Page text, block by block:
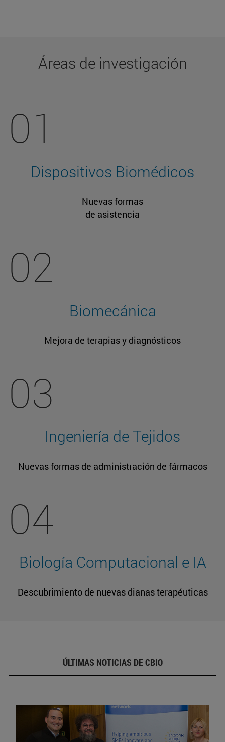
Áreas de investigación
01
Dispositivos Biomédicos
Nuevas formas
de asistencia
02
Biomecánica
Mejora de terapias y diagnósticos
03
Ingeniería de Tejidos
Nuevas formas de administración de fármacos
04
Biología Computacional e IA
Descubrimiento de nuevas dianas terapéuticas
ÚLTIMAS NOTICIAS DE CBIO